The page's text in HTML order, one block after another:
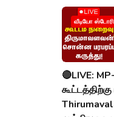
வீடியோ ஸ்டோரி
🔴LIVE:
கூட்டத்திற்கு